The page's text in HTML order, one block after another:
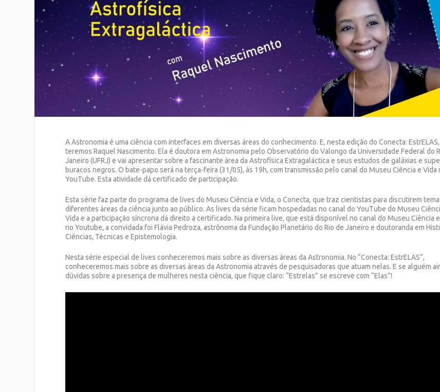
A Astronomia é uma ciência com interfaces em diversas áreas do conhecimento. E, nesta edição do Conecta: EstrELAS,
teremos Raquel Nascimento. Ela é doutora em Astronomia pelo Observatório do Valongo da Universidade Federal do
Janeiro (UFRJ) e vai apresentar sobre a fascinante área da Astrofísica Extragaláctica e seus estudos de galáxias e
buracos negros. O bate-papo será na terça-feira (31/05), às 19h, com transmissão pelo canal do Museu Ciência e Vida
YouTube. Esta atividade dá certificado de participação.
Esta série faz parte do programa de lives do Museu Ciência e Vida, o Conecta, que traz cientistas para discutirem
diferentes áreas da ciência junto ao público. As lives da série ficam hospedadas no canal do YouTube do Museu
Vida e a participação síncrona dá direito a certificado. Na primeira live, que está disponível no canal do Museu Ciência
no Youtube, a convidada foi Flávia Pedroza, astrônoma da Fundação Planetário do Rio de Janeiro e doutoranda em
Ciências, Técnicas e Epistemologia.
Nesta série especial de lives conheceremos mais sobre as diversas áreas da Astronomia. No “Conecta: EstrELAS”,
conheceremos mais sobre as diversas áreas da Astronomia através de pesquisadoras que atuam nelas. E se alguém
dúvidas sobre a presença de mulheres nesta ciência, que fique claro: “Estrelas” se escreve com “Elas”!